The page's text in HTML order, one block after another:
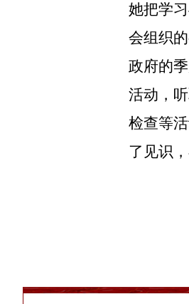
她把学
会组织
政府的
活动，
检查等
了见识